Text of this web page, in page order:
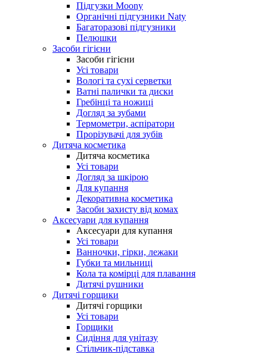
Підгузки Moony
Органічні підгузники Naty
Багаторазові підгузники
Пелюшки
Засоби гігієни
Засоби гігієни
Усі товари
Вологі та сухі серветки
Ватні палички та диски
Гребінці та ножиці
Догляд за зубами
Термометри, аспіратори
Прорізувачі для зубів
Дитяча косметика
Дитяча косметика
Усі товари
Догляд за шкірою
Для купання
Декоративна косметика
Засоби захисту від комах
Аксесуари для купання
Аксесуари для купання
Усі товари
Ванночки, гірки, лежаки
Губки та мильниці
Кола та комірці для плавання
Дитячі рушники
Дитячі горщики
Дитячі горщики
Усі товари
Горщики
Сидіння для унітазу
Стільчик-підставка